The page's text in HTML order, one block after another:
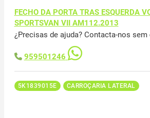
FECHO DA PORTA TRAS ESQUERDA
SPORTSVAN VII AM112.2013
¿Precisas de ajuda? Contacta-nos
959501246
5K1839015E CARROÇARIA LATERAL